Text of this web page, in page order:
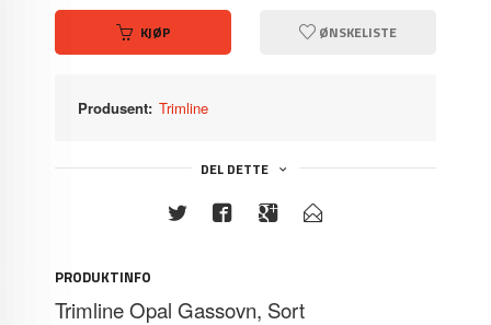
KJØP ØNSKELISTE
Produsent: Trimline
DEL DETTE
PRODUKTINFO
Trimline Opal Gassovn, Sort